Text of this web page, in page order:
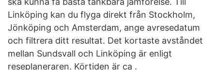
Linköping kan du flyga direkt från Stockholm,
Jönköping och Amsterdam, ange avresedatum
och filtrera ditt resultat. Det kortaste avståndet
mellan Sundsvall och Linköping är enligt
reseplaneraren. Körtiden är ca .